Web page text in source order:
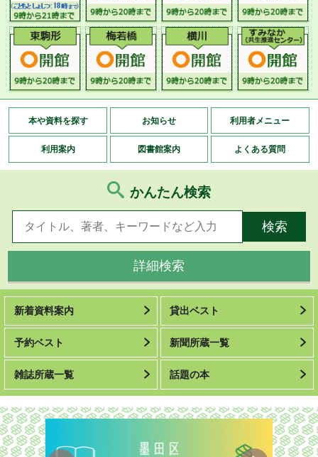
本や資料を探す お知らせ 利用者メニュー
利用案内 図書館案内 よくある質問
かんたん検索
詳細検索
新着資料案内 貸出ベスト
予約ベスト 新聞所蔵一覧
雑誌所蔵一覧 話題の本